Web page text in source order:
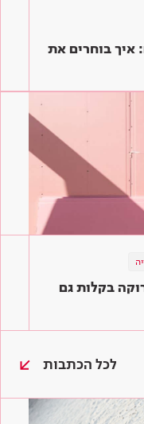
איך בוחרים את
בקלות גם
לכל הכתבות